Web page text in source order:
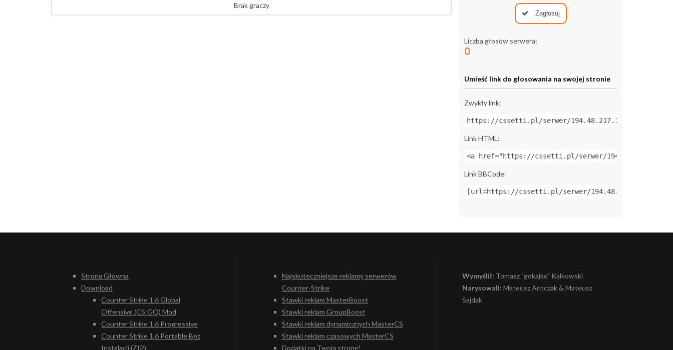
Brak graczy
Zagłosuj
Liczba głosów serwera:
0
Umieść link do głosowania na swojej stronie
Zwykły link:
https://cssetti.pl/serwer/194.48.217.132:27015
Link HTML:
<a href="https://cssetti.pl/serwer/
Link BBCode:
[url=https://cssetti.pl/serwer/
Strona Główna
Download
Counter Strike 1.6 Global
Offensive (CS:GO) Mod
Counter Strike 1.6 Progressive
Counter Strike 1.6 Portable Bez
Instalacji (ZIP)
Najskuteczniejsze reklamy serwerów
Counter-Strike
Stawki reklam MasterBoost
Stawki reklam GroupBoost
Stawki reklam dynamicznych MasterCS
Stawki reklam czasowych MasterCS
Dodatki na Twoją stronę!
Wymyślił: Tomasz "gokajko" Kalkowski
Narysowali: Mateusz Antczak & Mateusz
Sajdak